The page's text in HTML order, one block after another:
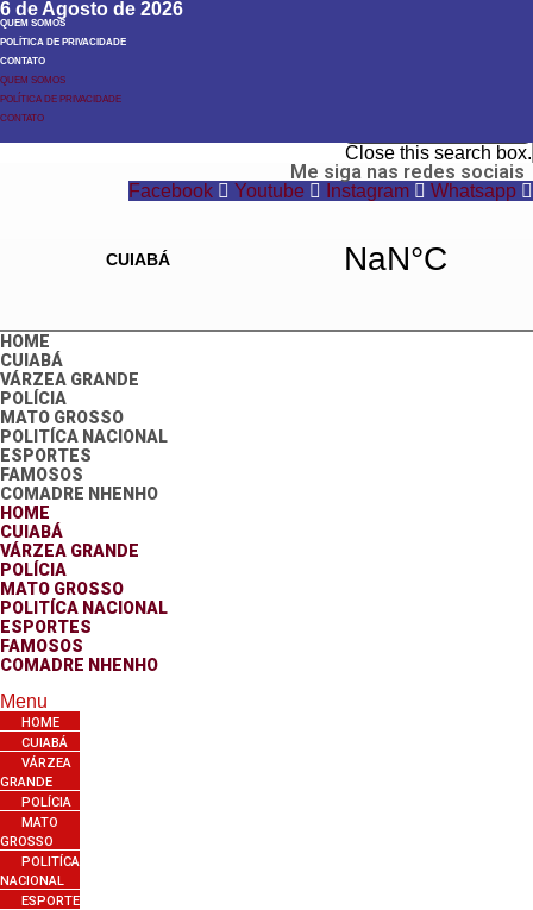
6 de Agosto de 2026
QUEM SOMOS
POLÍTICA DE PRIVACIDADE
CONTATO
QUEM SOMOS
POLÍTICA DE PRIVACIDADE
CONTATO
Close this search box.
Me siga nas redes sociais
Facebook Youtube Instagram Whatsapp
HOME
CUIABÁ
VÁRZEA GRANDE
POLÍCIA
MATO GROSSO
POLITÍCA NACIONAL
ESPORTES
FAMOSOS
COMADRE NHENHO
HOME
CUIABÁ
VÁRZEA GRANDE
POLÍCIA
MATO GROSSO
POLITÍCA NACIONAL
ESPORTES
FAMOSOS
COMADRE NHENHO
Menu
HOME
CUIABÁ
VÁRZEA
GRANDE
POLÍCIA
MATO
GROSSO
POLITÍCA
NACIONAL
ESPORTES